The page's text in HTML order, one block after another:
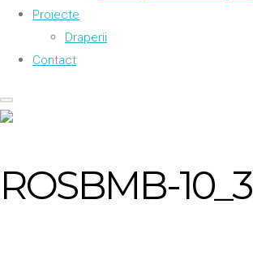
Proiecte
Draperii
Contact
ROSBMB-10_3